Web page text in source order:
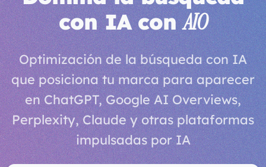
con IA conAIO
Optimización de la búsqueda con IA
que posiciona tu marca para aparecer
en ChatGPT, Google AI Overviews,
Perplexity, Claude y otras plataformas
impulsadas por IA